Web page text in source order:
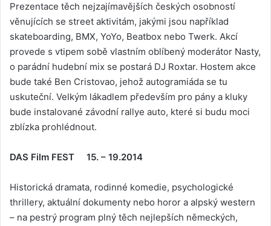
Prezentace těch nejzajímavějších českých osobností
věnujících se street aktivitám, jakými jsou například
skateboarding, BMX, YoYo, Beatbox nebo Twerk. Akcí
provede s vtipem sobě vlastním oblíbený moderátor Nasty,
o parádní hudební mix se postará DJ Roxtar. Hostem akce
bude také Ben Cristovao, jehož autogramiáda se tu
uskuteční. Velkým lákadlem především pro pány a kluky
bude instalované závodní rallye auto, které si budu moci
zblízka prohlédnout.
DAS Film FEST 15. – 19.2014
Historická dramata, rodinné komedie, psychologické
thrillery, aktuální dokumenty nebo horor a alpský western
– na pestrý program plný těch nejlepších německých,